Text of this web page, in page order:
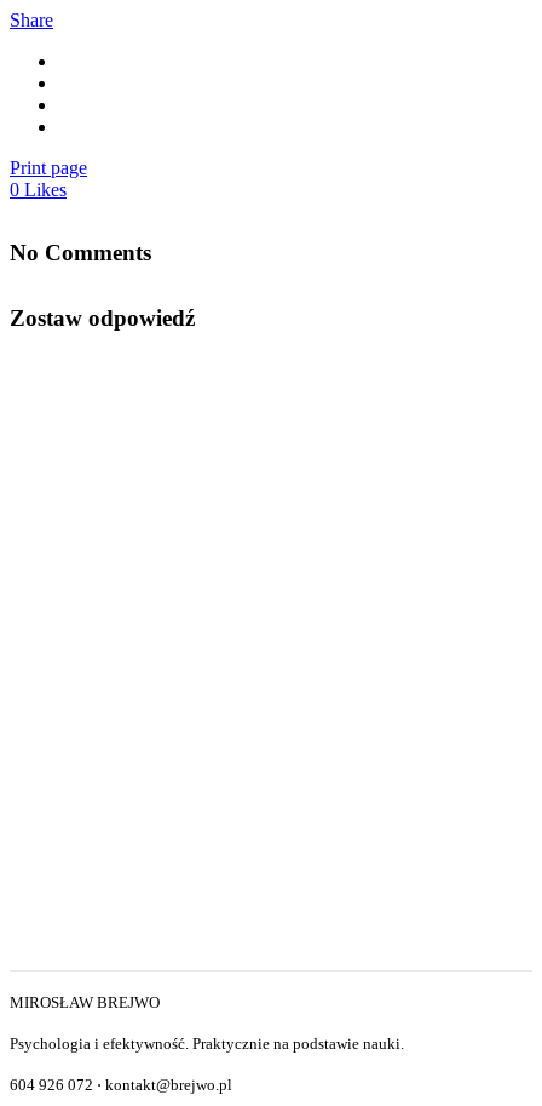
Share
Print page
0 Likes
No Comments
Zostaw odpowiedź
MIROSŁAW BREJWO
Psychologia i efektywność. Praktycznie na podstawie nauki.
604 926 072 ⋅ kontakt@brejwo.pl